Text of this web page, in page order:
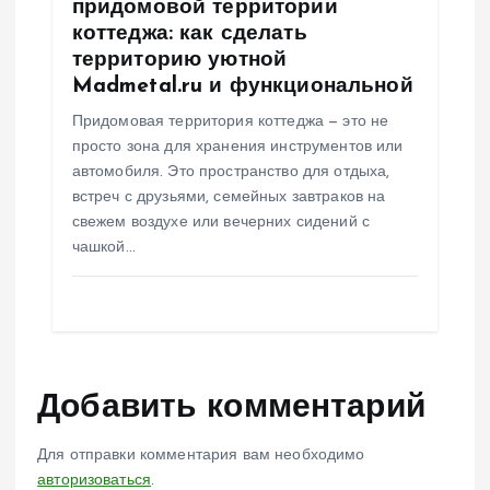
придомовой территории
коттеджа: как сделать
территорию уютной
Madmetal.ru и функциональной
Придомовая территория коттеджа — это не
просто зона для хранения инструментов или
автомобиля. Это пространство для отдыха,
встреч с друзьями, семейных завтраков на
свежем воздухе или вечерних сидений с
чашкой…
Добавить комментарий
Для отправки комментария вам необходимо
авторизоваться.